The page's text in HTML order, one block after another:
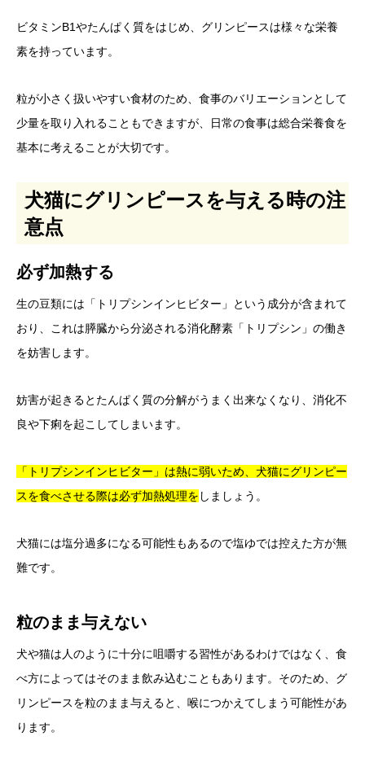
ビタミンB1やたんぱく質をはじめ、グリンピースは様々な栄養
素を持っています。
粒が小さく扱いやすい食材のため、食事のバリエーションとして
少量を取り入れることもできますが、日常の食事は総合栄養食を
基本に考えることが大切です。
犬猫にグリンピースを与える時の注
意点
必ず加熱する
生の豆類には「トリプシンインヒビター」という成分が含まれて
おり、これは膵臓から分泌される消化酵素「トリプシン」の働き
を妨害します。
妨害が起きるとたんぱく質の分解がうまく出来なくなり、消化不
良や下痢を起こしてしまいます。
「トリプシンインヒビター」は熱に弱いため、犬猫にグリンピー
スを食べさせる際は必ず加熱処理を しましょう。
犬猫には塩分過多になる可能性もあるので塩ゆでは控えた方が無
難です。
粒のまま与えない
犬や猫は人のように十分に咀嚼する習性があるわけではなく、食
べ方によってはそのまま飲み込むこともあります。そのため、グ
リンピースを粒のまま与えると、喉につかえてしまう可能性があ
ります。